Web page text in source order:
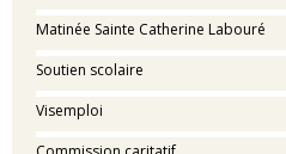
Matinée Sainte Catherine Labouré
Soutien scolaire
Visemploi